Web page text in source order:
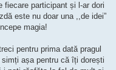
fiecare participant și l-ar dori
este nu doar una ,,de idei”
magia!
pentru prima dată pragul
așa pentru că îți dorești